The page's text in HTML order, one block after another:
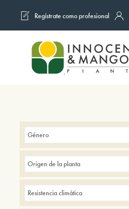
Skip to main content
Regístrate como profesional
Género
Origen de la planta
Resistencia climática